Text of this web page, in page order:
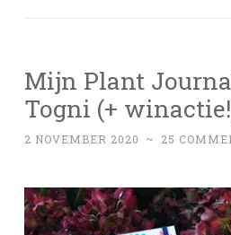
Mijn Plant
Togni (+
2 NOVEMBER 2020 ~ 25